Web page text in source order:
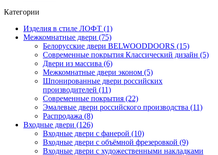
Категории
Изделия в стиле ЛОФТ (1)
Межкомнатные двери (75)
Белорусские двери BELWOODDOORS (15)
Современные покрытия Классический дизайн (5)
Двери из массива (6)
Межкомнатные двери эконом (5)
Шпонированные двери российских
производителей (11)
Современные покрытия (22)
Эмалевые двери российского производства (11)
Распродажа (8)
Входные двери (126)
Входные двери с фанерой (10)
Входные двери с объёмной фрезеровкой (9)
Входные двери с художественными накладками